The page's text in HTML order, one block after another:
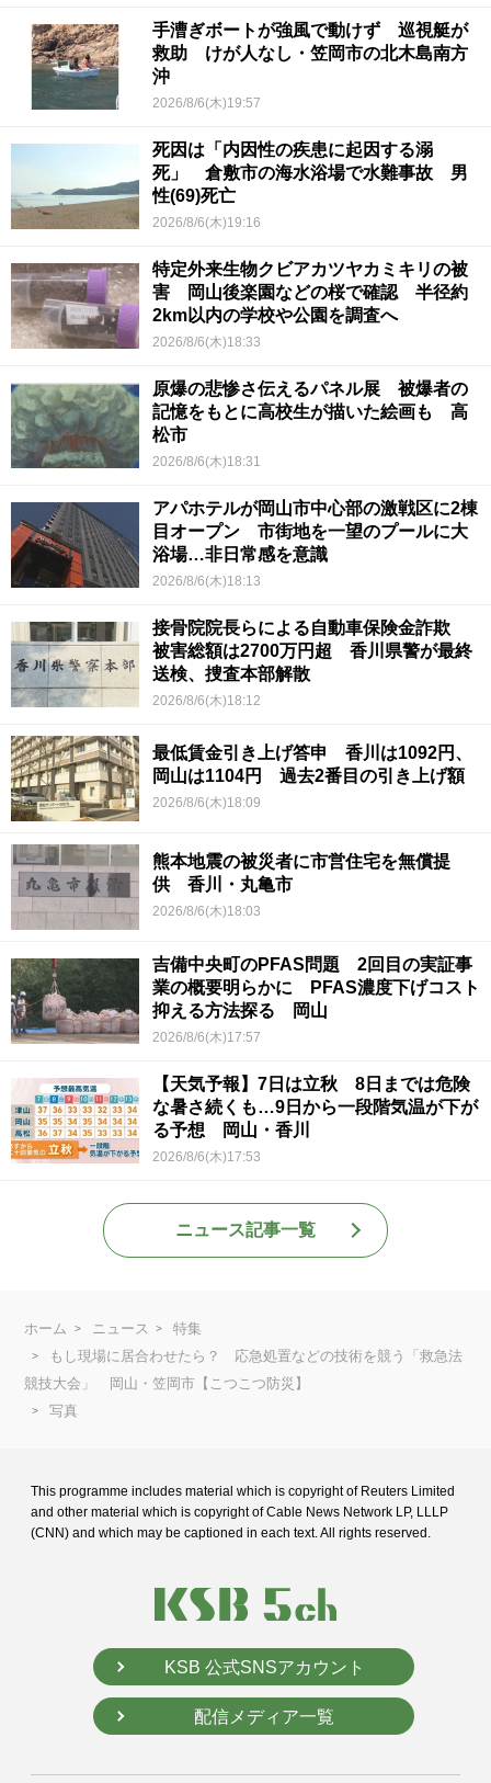
手漕ぎボートが強風で動けず 巡視艇が
救助 けが人なし・笠岡市の北木島南方
沖
2026/8/6(木)19:57
死因は「内因性の疾患に起因する溺
死」 倉敷市の海水浴場で水難事故 男
性(69)死亡
2026/8/6(木)19:16
特定外来生物クビアカツヤカミキリの被
害 岡山後楽園などの桜で確認 半径約
2km以内の学校や公園を調査へ
2026/8/6(木)18:33
原爆の悲惨さ伝えるパネル展 被爆者の
記憶をもとに高校生が描いた絵画も 高
松市
2026/8/6(木)18:31
アパホテルが岡山市中心部の激戦区に2棟
目オープン 市街地を一望のプールに大
浴場…非日常感を意識
2026/8/6(木)18:13
接骨院院長らによる自動車保険金詐欺
被害総額は2700万円超 香川県警が最終
送検、捜査本部解散
2026/8/6(木)18:12
最低賃金引き上げ答申 香川は1092円、
岡山は1104円 過去2番目の引き上げ額
2026/8/6(木)18:09
熊本地震の被災者に市営住宅を無償提
供 香川・丸亀市
2026/8/6(木)18:03
吉備中央町のPFAS問題 2回目の実証事
業の概要明らかに PFAS濃度下げコスト
抑える方法探る 岡山
2026/8/6(木)17:57
【天気予報】7日は立秋 8日までは危険
な暑さ続くも…9日から一段階気温が下が
る予想 岡山・香川
2026/8/6(木)17:53
ニュース記事一覧
ホーム ニュース
特集
もし現場に居合わせたら？ 応急処置などの技術を競う「救急法
競技大会」 岡山・笠岡市【こつこつ防災】
写真
This programme includes material which is copyright of Reuters Limited
and other material which is copyright of Cable News Network LP, LLLP
(CNN) and which may be captioned in each text. All rights reserved.
KSB 公式SNSアカウント
配信メディア一覧